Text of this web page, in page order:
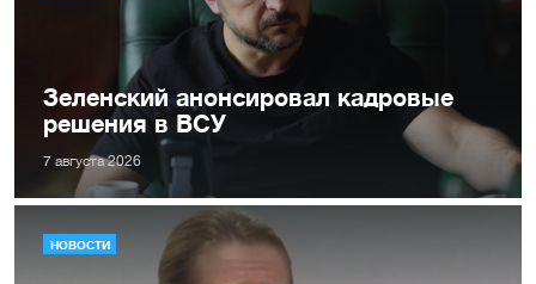
Зеленский анонсировал кадровые
решения в ВСУ
7 августа 2026
НОВОСТИ